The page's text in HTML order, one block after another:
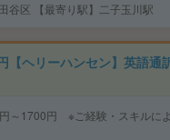
谷区 【最寄り駅】二子玉川駅
【ヘリーハンセン】英語通
～1700円 ※ご経験・スキルによ